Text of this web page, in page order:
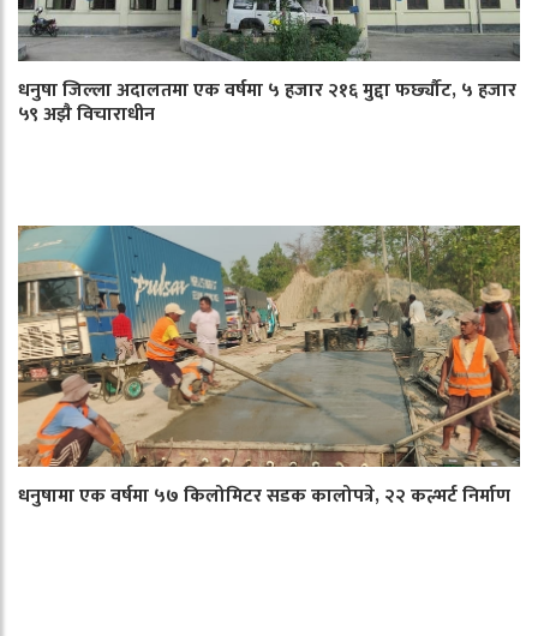
धनुषा जिल्ला अदालतमा एक वर्षमा ५ हजार २१६ मुद्दा फर्छ्यौट, ५ हजार
५९ अझै विचाराधीन
धनुषामा एक वर्षमा ५७ किलोमिटर सडक कालोपत्रे, २२ कल्भर्ट निर्माण